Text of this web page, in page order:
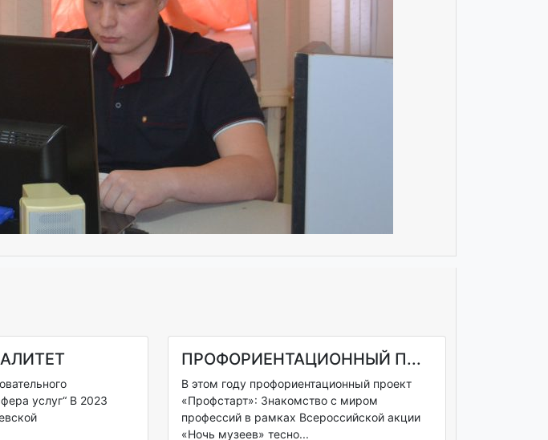
услуг“ В 2023
ПРОФОРИЕНТАЦИОННЫЙ П...
В этом году профориентационный проект
«Профстарт»: Знакомство с миром
профессий в рамках Всероссийской акции
«Ночь музеев» тесно...